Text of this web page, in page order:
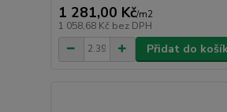
1 281,00 Kč/m2
1 058,68 Kč bez DPH
Přidat do